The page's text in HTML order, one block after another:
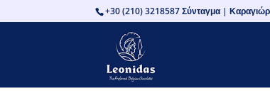
+30 (210) 3218587 Σύνταγμα |